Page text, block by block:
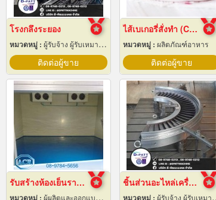
โรงกลึงระยอง
หมวดหมู่ : ผู้รับจ้าง ผู้รับเหมากลึง
ติดต่อผู้ขาย
ไส้เบเกอรี่สั่งทำ (Custom bakery fillings)
หมวดหมู่ : ผลิตภัณฑ์อาหาร
ติดต่อผู้ขาย
รับสร้างห้องเย็นราคาถูก
หมวดหมู่ : ผู้ผลิตและออกแบบติดตั้งห้องเย็น
ชิ้นส่วนอะไหล่เครื่องจักรกล
หมวดหมู่ : ผู้รับจ้าง ผู้รับเหมากลึง